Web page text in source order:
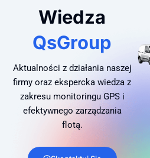
Wiedza
QsGroup
Aktualności z działania naszej
firmy oraz ekspercka wiedza z
zakresu monitoringu GPS i
efektywnego zarządzania
flotą.